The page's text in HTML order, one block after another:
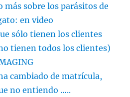
más sobre los parásitos de
en video
sólo tienen los clientes
tienen todos los clientes)
cambiado de matrícula,
no entiendo …..